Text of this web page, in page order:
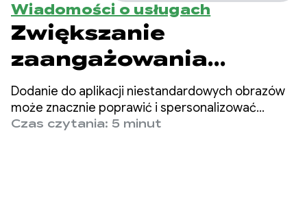
Wiadomości o usługach
Zwiększanie
zaangażowania
użytkowników dzięki
generowaniu obrazów
przez AI
Dodanie do aplikacji niestandardowych obrazów
może znacznie poprawić i spersonalizować
wrażenia użytkowników oraz zwiększyć ich
Czas czytania: 5 minut